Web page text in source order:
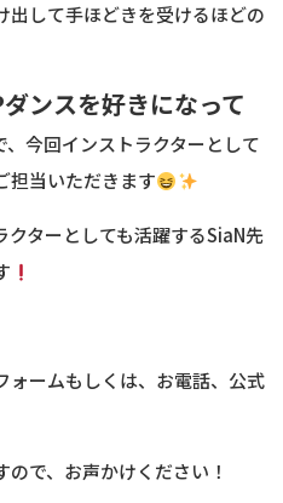
出して手ほどきを受けるほどの
ダンスを好きになって
、今回インストラクターとして
担当いただきます
ターとしても活躍するSiaN先
ォームもしくは、お電話、公式
で、お声かけください！